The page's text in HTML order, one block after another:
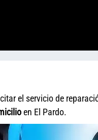
el servicio de
en El Pardo.